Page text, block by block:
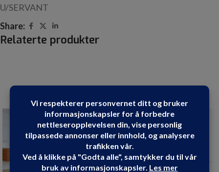
U/SERVANT
Share:
Relaterte produkter